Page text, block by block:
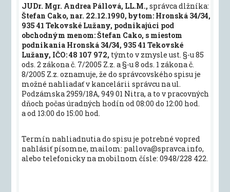
JUDr. Mgr. Andrea Pállová, LL.M., správca dlžníka:
Štefan Cako, nar. 22.12.1990, bytom: Hronská 34/34,
935 41 Tekovské Lužany, podnikajúci pod
obchodným menom: Štefan Cako, s miestom
podnikania Hronská 34/34, 935 41 Tekovské
Lužany, IČO: 48 107 972, týmto v zmysle ust. §-u 85
ods. 2 zákona č. 7/2005 Z.z. a §-u 8 ods. 1 zákona č.
8/2005 Z.z. oznamuje, že do správcovského spisu je
možné nahliadať v kancelárii správcu na ul.
Podzámska 2959/18A, 949 01 Nitra, a to v pracovných
dňoch počas úradných hodín od 08:00 do 12:00 hod.
a od 13:00 do 15:00 hod.
Termín nahliadnutia do spisu je potrebné vopred
nahlásiť písomne, mailom: pallova@spravca.info,
alebo telefonicky na mobilnom čísle: 0948/228 422.